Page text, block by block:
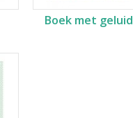
Boek met geluid